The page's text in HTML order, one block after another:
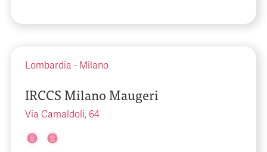
Lombardia - Milano
IRCCS Milano Maugeri
Via Camaldoli, 64